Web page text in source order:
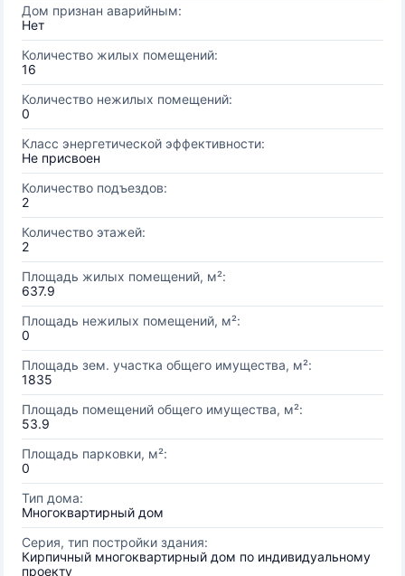
Дом признан аварийным:
Нет
Количество жилых помещений:
16
Количество нежилых помещений:
0
Класс энергетической эффективности:
Не присвоен
Количество подъездов:
2
Количество этажей:
2
Площадь жилых помещений, м²:
637.9
Площадь нежилых помещений, м²:
0
Площадь зем. участка общего имущества, м²:
1835
Площадь помещений общего имущества, м²:
53.9
Площадь парковки, м²:
0
Тип дома:
Многоквартирный дом
Серия, тип постройки здания:
Кирпичный многоквартирный дом по индивидуальному
проекту